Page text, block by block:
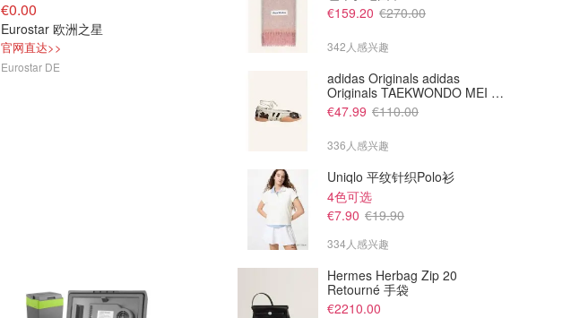
€0.00
Eurostar 欧洲之星
官网直达>>
Eurostar DE
Eurostar 欧洲之星
€12.00
€159.20 €270.00
342人感兴趣
adidas Originals adidas
Originals TAEKWONDO MEI 芭
蕾鞋 棕色米色
€47.99 €110.00
336人感兴趣
Uniqlo 平纹针织Polo衫
4色可选
€7.90 €19.90
334人感兴趣
Hermes Herbag Zip 20
Retourné 手袋
€2210.00